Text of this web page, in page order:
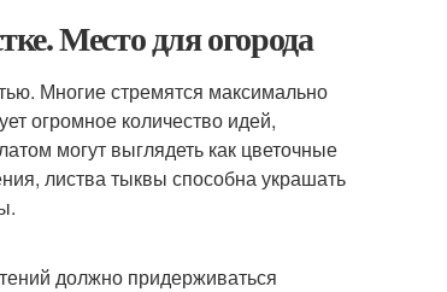
Место для огорода
Многие стремятся максимально
огромное количество идей,
могут выглядеть как цветочные
листва тыквы способна украшать
должно придерживаться